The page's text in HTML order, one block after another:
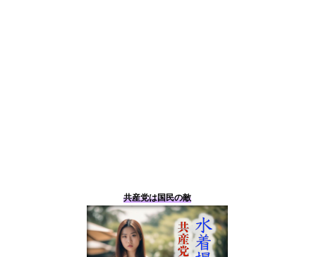
共産党は国民の敵